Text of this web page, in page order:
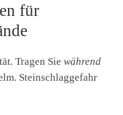
für
Tragen Sie während
Steinschlaggefahr